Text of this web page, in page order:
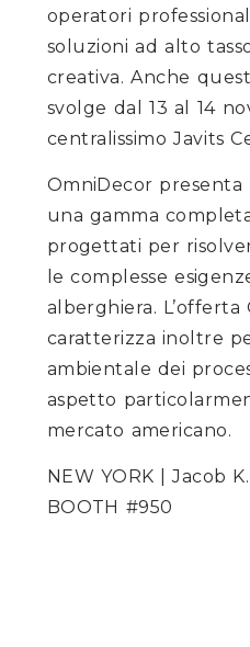
operatori
soluzioni ad alto
creativa. Anche
svolge dal 13 al 14
centralissimo Javits
OmniDecor
una gamma
progettati per
le complesse
alberghiera. L’offerta
caratterizza inoltre
ambientale dei
aspetto
mercato americano.
NEW YORK | Jacob
BOOTH #950